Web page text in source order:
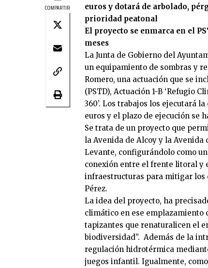
COMPARTIR
euros y dotará de arbolado,
prioridad peatonal
El proyecto se enmarca en el
meses
La Junta de Gobierno del
un equipamiento de sombras y
Romero, una actuación que se
(PSTD), Actuación 1-B ‘Refugio
360’. Los trabajos los ejecutará
euros y el plazo de ejecución se
Se trata de un proyecto que
la Avenida de Alcoy y la
Levante, configurándolo como
conexión entre el frente litoral y
infraestructuras para mitigar los
Pérez.
La idea del proyecto, ha
climático en ese emplazamiento
tapizantes que renaturalicen el
biodiversidad”. Además de la
regulación hidrotérmica
juegos infantil. Igualmente,